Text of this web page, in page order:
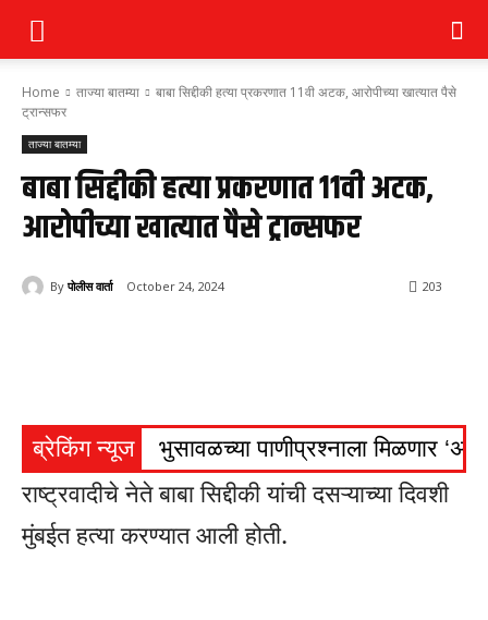
Home ताज्या बातम्या
बाबा सिद्दीकी हत्या प्रकरणात 11वी अटक, आरोपीच्या खात्यात पैसे
ट्रान्सफर
ताज्या बातम्या
बाबा सिद्दीकी हत्या प्रकरणात 11वी अटक,
आरोपीच्या खात्यात पैसे ट्रान्सफर
By पोलीस वार्ता October 24, 2024 203
ब्रेकिंग न्यूज भुसावळच्या पाणीप्रश्नाला मिळणार
राष्ट्रवादीचे नेते बाबा सिद्दीकी यांची दसऱ्याच्या दिवशी
मुंबईत हत्या करण्यात आली होती.